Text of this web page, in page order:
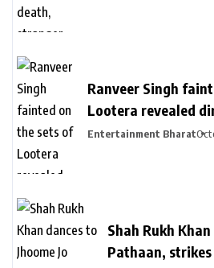
Ranveer Singh
Lootera revealed
| लुटेरा के सेट पर बेहोश
Entertainment Bharat
Shah Rukh
Pathaan,